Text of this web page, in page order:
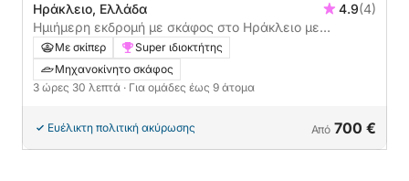
Ηράκλειο, Ελλάδα 4.9(4)
Ημιήμερη εκδρομή με σκάφος στο Ηράκλειο με
μηχανοκίνητο σκάφος
Με σκίπερ
Super ιδιοκτήτης
Μηχανοκίνητο σκάφος
3 ώρες 30 λεπτά · Για ομάδες έως 9 άτομα
Ευέλικτη πολιτική ακύρωσης Από 700 €